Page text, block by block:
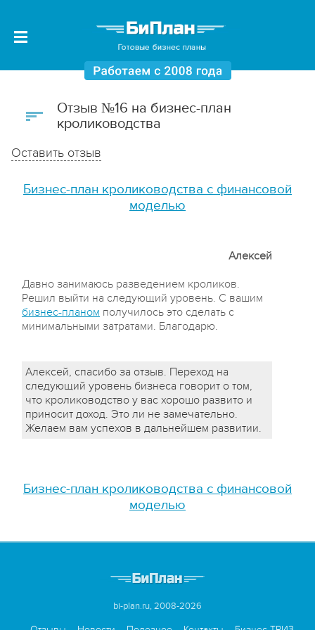
Отзыв №16 на бизнес-план
кролиководства
Оставить отзыв
Бизнес-план кролиководства с финансовой
моделью
Алексей
Давно занимаюсь разведением кроликов.
Решил выйти на следующий уровень. С вашим
бизнес-планом получилось это сделать с
минимальными затратами. Благодарю.
Алексей, спасибо за отзыв. Переход на
следующий уровень бизнеса говорит о том,
что кролиководство у вас хорошо развито и
приносит доход. Это ли не замечательно.
Желаем вам успехов в дальнейшем развитии.
Бизнес-план кролиководства с финансовой
моделью
bi-plan.ru, 2008-2026